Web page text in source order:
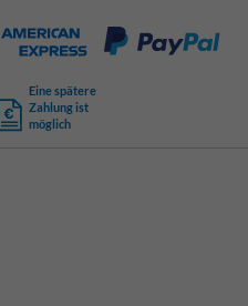
Eine spätere
Zahlung ist
möglich